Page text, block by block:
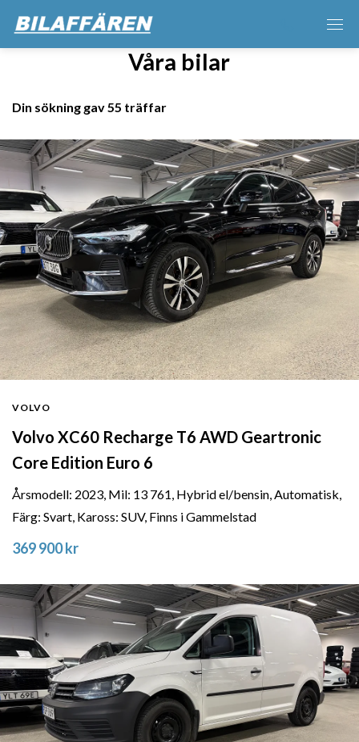
Våra bilar
Din sökning gav 55 träffar
VOLVO
Volvo XC60 Recharge T6 AWD Geartronic
Core Edition Euro 6
Årsmodell: 2023, Mil: 13 761, Hybrid el/bensin, Automatisk,
Färg: Svart, Kaross: SUV, Finns i Gammelstad
369 900 kr